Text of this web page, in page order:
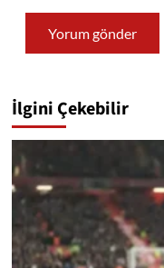
İlgini Çekebilir